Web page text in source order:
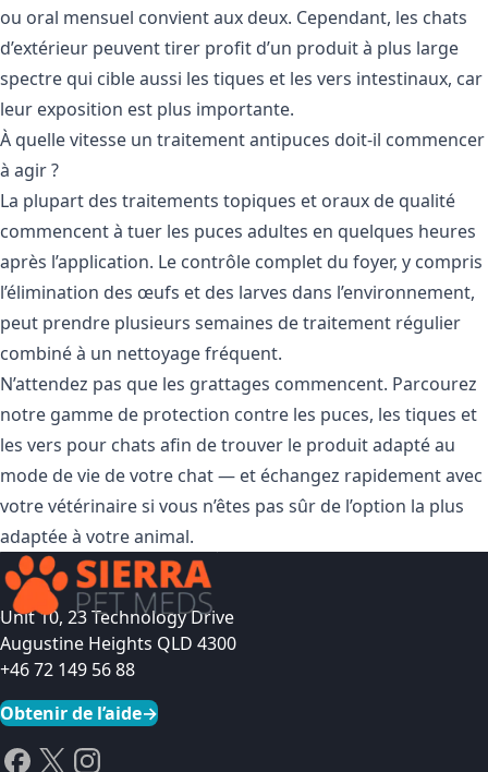
ou oral mensuel convient aux deux. Cependant, les chats
d’extérieur peuvent tirer profit d’un produit à plus large
spectre qui cible aussi les tiques et les vers intestinaux, car
leur exposition est plus importante.
À quelle vitesse un traitement antipuces doit-il commencer
à agir ?
La plupart des traitements topiques et oraux de qualité
commencent à tuer les puces adultes en quelques heures
après l’application. Le contrôle complet du foyer, y compris
l’élimination des œufs et des larves dans l’environnement,
peut prendre plusieurs semaines de traitement régulier
combiné à un nettoyage fréquent.
N’attendez pas que les grattages commencent. Parcourez
notre gamme de protection contre les puces, les tiques et
les vers pour chats afin de trouver le produit adapté au
mode de vie de votre chat — et échangez rapidement avec
votre vétérinaire si vous n’êtes pas sûr de l’option la plus
adaptée à votre animal.
Unit 10, 23 Technology Drive
Augustine Heights QLD 4300
+46 72 149 56 88
Obtenir de l’aide→